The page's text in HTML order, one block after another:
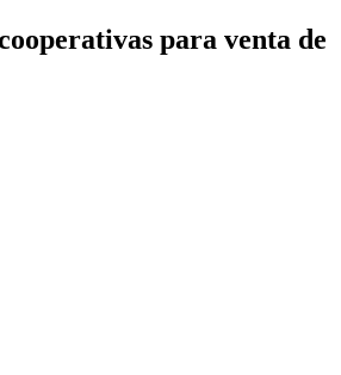
para venta de